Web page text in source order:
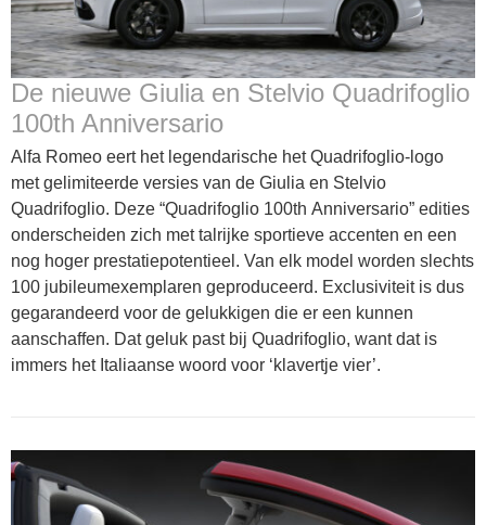
De nieuwe Giulia en Stelvio Quadrifoglio
100th Anniversario
Alfa Romeo eert het legendarische het Quadrifoglio-logo
met gelimiteerde versies van de Giulia en Stelvio
Quadrifoglio. Deze “Quadrifoglio 100th Anniversario” edities
onderscheiden zich met talrijke sportieve accenten en een
nog hoger prestatiepotentieel. Van elk model worden slechts
100 jubileumexemplaren geproduceerd. Exclusiviteit is dus
gegarandeerd voor de gelukkigen die er een kunnen
aanschaffen. Dat geluk past bij Quadrifoglio, want dat is
immers het Italiaanse woord voor ‘klavertje vier’.